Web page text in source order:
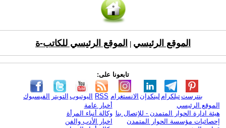
الموقع الرئيسي الموقع الرئيسي للكاتب-ة
تابعونا على:
الفيسبوك التويتر اليوتيوب RSS الانستغرام لينكدإن تيلكرامبنترست
الموقع الرئيسي
هيئة ادارة الحوار المتمدن - للإتصال بنا
إحصائيات مؤسسة الحوار المتمدن
أخبار عامة
وكالة أنباء المرأة
اخبار الأدب والفن